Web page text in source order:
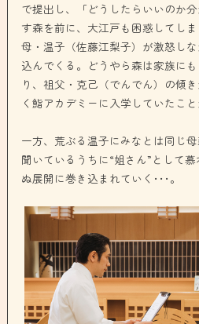
で提出し、「どうしたらいいのか
す森を前に、大江戸も困惑してし
母・温子（佐藤江梨子）が激怒し
込んでくる。どうやら森は家族に
り、祖父・克己（でんでん）の傾
く鮨アカデミーに入学していたこと
一方、荒ぶる温子にみなとは同じ
聞いているうちに“姐さん”として
ぬ展開に巻き込まれていく･･･。